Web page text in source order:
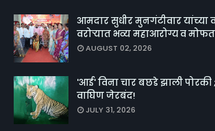
आमदार सुधीर मुनगंटीवार यांच्या
वरोऱ्यात भव्य महाआरोग्य व मोफत
AUGUST 02, 2026
'आई' विना चार बछडे झाली पोरकी
वाघिण जेरबंद!
JULY 31, 2026